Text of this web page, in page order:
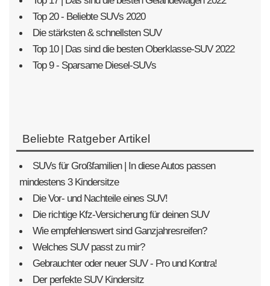
Top 20 - Beliebte SUVs 2020
Die stärksten & schnellsten SUV
Top 10 | Das sind die besten Oberklasse-SUV 2022
Top 9 - Sparsame Diesel-SUVs
Beliebte Ratgeber Artikel
SUVs für Großfamilien | In diese Autos passen
mindestens 3 Kindersitze
Die Vor- und Nachteile eines SUV!
Die richtige Kfz-Versicherung für deinen SUV
Wie empfehlenswert sind Ganzjahresreifen?
Welches SUV passt zu mir?
Gebrauchter oder neuer SUV - Pro und Kontra!
Der perfekte SUV Kindersitz